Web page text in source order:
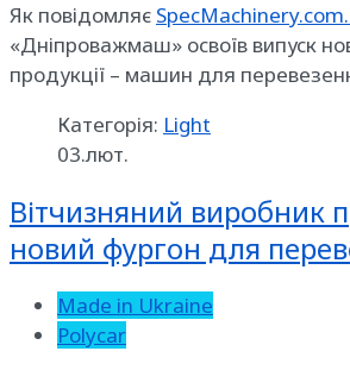
Як повідомляє
«Дніпроважмаш» освоїв випуск
продукції – машин для
Категорія: Light
03.лют.
Вітчизняний виробник
новий фургон для
Made in Ukraine
Polycar